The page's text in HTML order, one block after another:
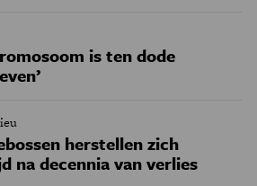
is ten dode
herstellen zich
na decennia van verlies